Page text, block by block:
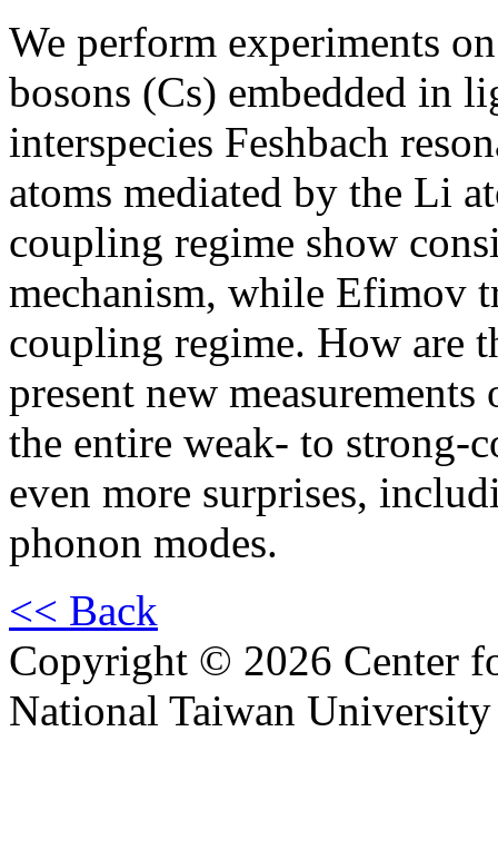
We perform experiments
bosons (Cs) embedded in
interspecies Feshbach
atoms mediated by the Li
coupling regime show
mechanism, while Efimov
coupling regime. How are
present new
the entire weak- to strong-
even more surprises,
phonon modes.
<< Back
Copyright © 2026 Center
National Taiwan University